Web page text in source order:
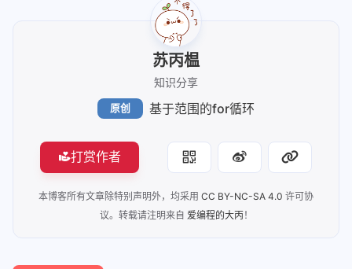
苏丙榅
知识分享
原创 基于范围的for循环
打赏作者
本博客所有文章除特别声明外，均采用 CC BY-NC-SA 4.0 许可协
议。转载请注明来自 爱编程的大丙！